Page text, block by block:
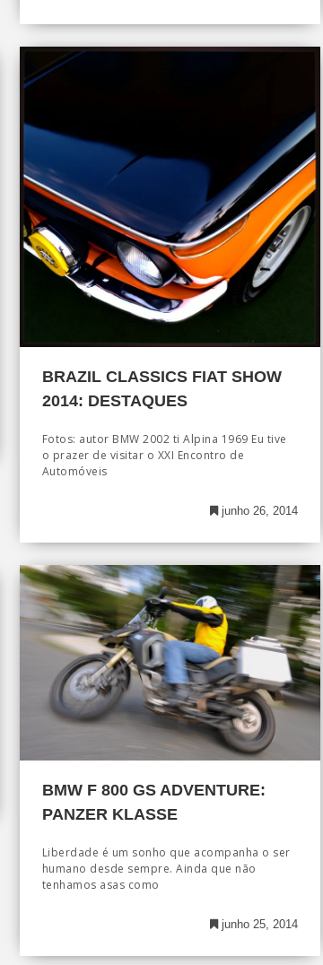
BRAZIL CLASSICS FIAT SHOW
2014: DESTAQUES
Fotos: autor BMW 2002 ti Alpina 1969 Eu tive
o prazer de visitar o XXI Encontro de
Automóveis
junho 26, 2014
BMW F 800 GS ADVENTURE:
PANZER KLASSE
Liberdade é um sonho que acompanha o ser
humano desde sempre. Ainda que não
tenhamos asas como
junho 25, 2014